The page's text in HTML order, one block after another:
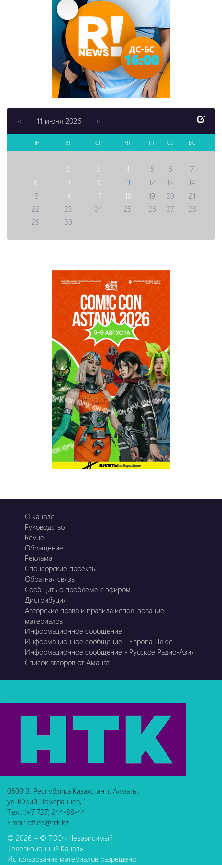
< 11 июня 2026 >
ПН ВТ СР ЧТ ПТ СБ ВС
1 2 3 4 5 6
7
8
9 10 11 12 13
14
15
16 17 18 19 20
21
22
23 24 25 26 27
28
29
30
О канале
Руководство
Revue
Обращение
Реклама
Спонсорские проекты
Обратная связь
Сообщить о проблеме с эфиром
Дистрибуция
Авторские права и правила использование
материалов
Информационное сообщение
Информационное сообщение - Европа Плюс
Информационное сообщение - Русское Радио-Азия
Список авторов от Аманат
050013, Республика Казахстан, г. Алматы,
ул. Юрий Померанцев, 1
Тел.: (+7 727) 244-88-44
Email: office@ntk.kz
© 2026 – © ТОО «Независимый
Телевизионный Канал»
Использование материалов разрешено